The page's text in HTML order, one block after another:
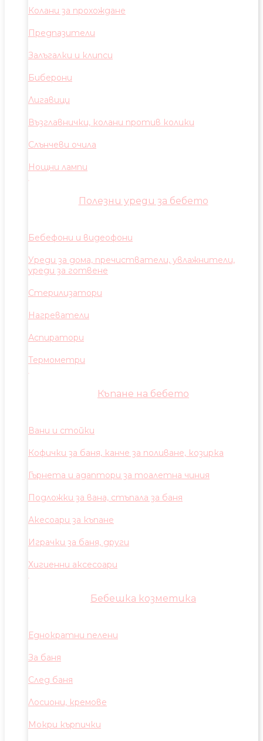
Колани за прохождане
Предпазители
Залъгалки и клипси
Биберони
Лигавици
Възглавнички, колани против колики
Слънчеви очила
Нощни лампи
Полезни уреди за бебето
Бебефони и видеофони
Уреди за дома, пречистватели, увлажнители,
уреди за готвене
Стерилизатори
Нагреватели
Аспиратори
Термометри
Къпане на бебето
Вани и стойки
Кофички за баня, канче за поливане, козирка
Гърнета и адаптори за тоалетна чиния
Подложки за вана, стъпала за баня
Акесоари за къпане
Играчки за баня, други
Хигиенни аксесоари
Бебешка козметика
Еднократни пелени
За баня
След баня
Лосиони, кремове
Мокри кърпички